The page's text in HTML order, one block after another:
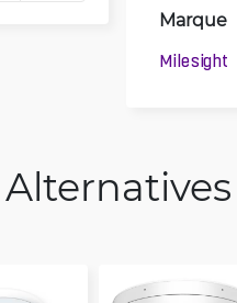
Marque
Milesight